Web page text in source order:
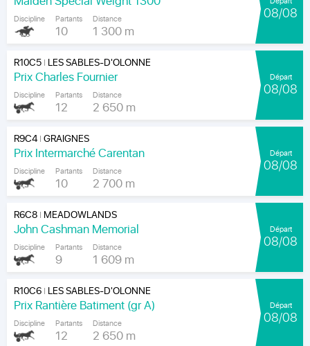
Discipline Partants
10
Distance
1 300 m
08/08
R10C5| LES SABLES-D'OLONNE
Prix Charles Fournier
Discipline Partants
12
Distance
2 650 m
Départ
08/08
R9C4|GRAIGNES
Prix Intermarché Carentan
Discipline Partants
10
Distance
2 700 m
Départ
08/08
R6C8| MEADOWLANDS
John Cashman Memorial
Discipline Partants
9
Distance
1 609 m
Départ
08/08
R10C6| LES SABLES-D'OLONNE
Prix Rantière Batiment (gr A)
Discipline Partants
12
Distance
2 650 m
Départ
08/08